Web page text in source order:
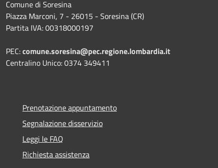
Comune di Soresina
Piazza Marconi, 7 - 26015 - Soresina (CR)
Partita IVA: 00318000197
PEC:comune.soresina@pec.regione.lombardia.it
Centralino Unico: 0374 349411
Prenotazione appuntamento
Segnalazione disservizio
Leggi le FAQ
Richiesta assistenza